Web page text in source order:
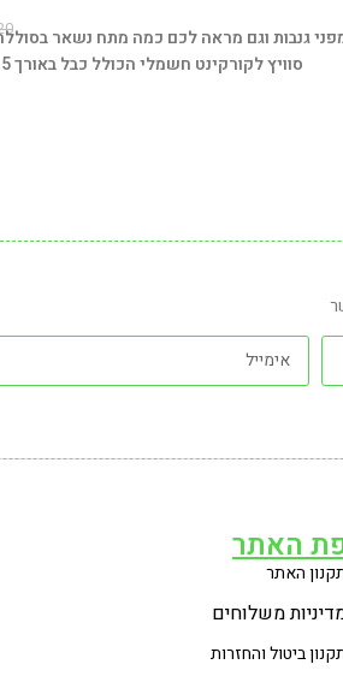
מפני גנבות וגם מראה לכם כמה מתח נשאר
סוויץ לקורקינט חשמלי הכולל כבל באורך 1.5 מטר עם קונקטור לחיבור מהיר אל פקודת הבקר.
האתר
האתר
משלוחים
ביטול והחזרות